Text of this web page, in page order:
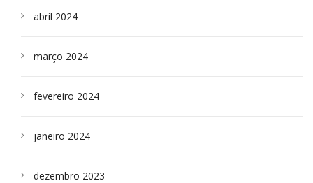
abril 2024
março 2024
fevereiro 2024
janeiro 2024
dezembro 2023